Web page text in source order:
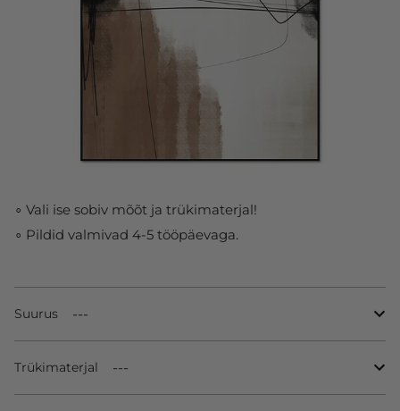
∘ Vali ise sobiv mõõt ja trükimaterjal!
∘ Pildid valmivad 4-5 tööpäevaga.
Suurus
Trükimaterjal